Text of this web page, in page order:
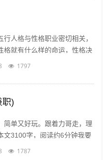
行人格与性格职业密切相关，
格就有什么样的命运，性格决
人需要白手起家获得财富，有
1797
职)
简单又好玩。跟着力哥走，理
文3100字，阅读约6分钟我要
作就是兼职写稿赚稿费。主业
1787